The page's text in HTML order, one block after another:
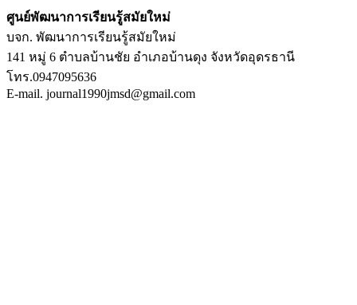
ศูนย์พัฒนาการเรียนรู้สมัยใหม่
บจก. พัฒนาการเรียนรู้สมัยใหม่
141 หมู่ 6 ตำบลบ้านชัย อำเภอบ้านดุง จังหวัดอุดรธานี
โทร.0947095636
E-mail. journal1990jmsd@gmail.com